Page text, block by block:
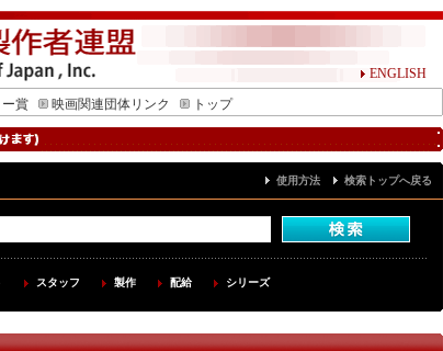
ENGLISH
賞 映画関連団体リンク トップ
使用方法 検索トップへ戻る
スタッフ 製作 配給 シリーズ